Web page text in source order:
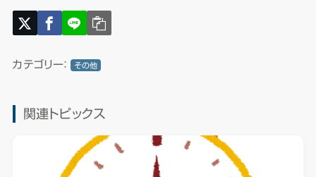
カテゴリー： その他
関連トピックス